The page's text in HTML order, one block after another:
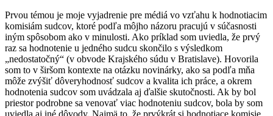
Prvou témou je moje vyjadrenie pre médiá vo vzťahu k hodnotiacim
komisiám sudcov, ktoré podľa môjho názoru pracujú v súčasnosti
iným spôsobom ako v minulosti. Ako príklad som uviedla, že prvý
raz sa hodnotenie u jedného sudcu skončilo s výsledkom
„nedostatočný“ (v obvode Krajského súdu v Bratislave). Hovorila
som to v širšom kontexte na otázku novinárky, ako sa podľa mňa
môže zvýšiť dôveryhodnosť sudcov a kvalita ich práce, a okrem
hodnotenia sudcov som uvádzala aj ďalšie skutočnosti. Ak by bol
priestor podrobne sa venovať viac hodnoteniu sudcov, bola by som
uviedla aj iné dôvody. Najmä to, že prvýkrát si hodnotiace komisie